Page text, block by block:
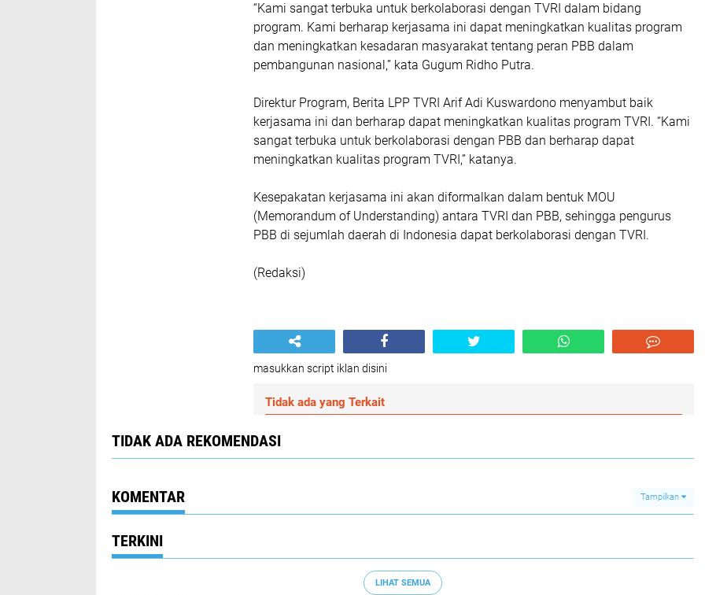
“Kami sangat terbuka untuk berkolaborasi dengan TVRI dalam bidang
program. Kami berharap kerjasama ini dapat meningkatkan kualitas program
dan meningkatkan kesadaran masyarakat tentang peran PBB dalam
pembangunan nasional,” kata Gugum Ridho Putra.
Direktur Program, Berita LPP TVRI Arif Adi Kuswardono menyambut baik
kerjasama ini dan berharap dapat meningkatkan kualitas program TVRI. “Kami
sangat terbuka untuk berkolaborasi dengan PBB dan berharap dapat
meningkatkan kualitas program TVRI,” katanya.
Kesepakatan kerjasama ini akan diformalkan dalam bentuk MOU
(Memorandum of Understanding) antara TVRI dan PBB, sehingga pengurus
PBB di sejumlah daerah di Indonesia dapat berkolaborasi dengan TVRI.
(Redaksi)
masukkan script iklan disini
Tidak ada yang Terkait
TIDAK ADA REKOMENDASI
KOMENTAR Tampilkan
TERKINI
LIHAT SEMUA